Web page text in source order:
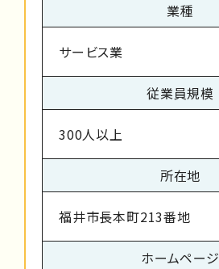
業種
サービス業
従業員規模
300人以上
所在地
福井市長本町213番地
ホームページ